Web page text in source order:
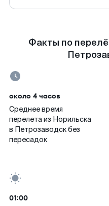
Факты по
около 4 часов
Среднее время
перелета из Норильска
в Петрозаводск без
пересадок
01:00